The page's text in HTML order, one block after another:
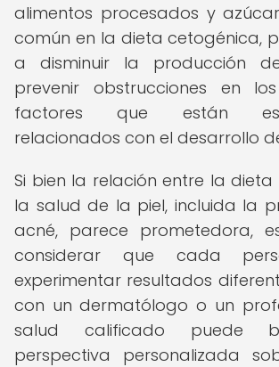
alimentos procesados y
común en la dieta cetogénica,
a disminuir la producción
prevenir obstrucciones en
factores que están
relacionados con el desarrollo
Si bien la relación entre la
la salud de la piel, incluida la
acné, parece prometedora,
considerar que cada
experimentar resultados
con un dermatólogo o un
salud calificado puede
perspectiva personalizada